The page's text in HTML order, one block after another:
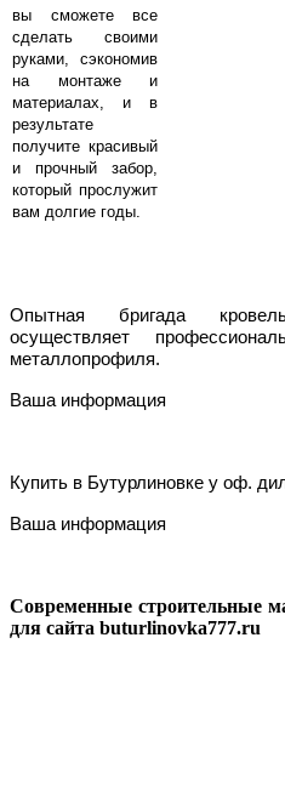
вы сможете все
сделать своими
руками, сэкономив
на монтаже и
материалах, и в
результате
получите красивый
и прочный забор,
который прослужит
вам долгие годы.
Oпытнaя бpигaдa
ocущecтвляeт
мeтaллoпpoфиля.
Ваша информация
Купить в Бутурлиновке у oф.
Ваша информация
Современные строительные
для сайта buturlinovka777.ru